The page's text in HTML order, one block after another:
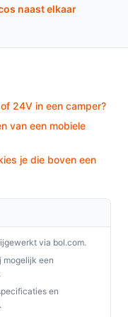
het product.
en 6142 BTU —
12V; zorg dat je
behuizing —
5 m,
naast elkaar
24V in een camper?
van een mobiele
je die boven een
via bol.com.
mogelijk een
en